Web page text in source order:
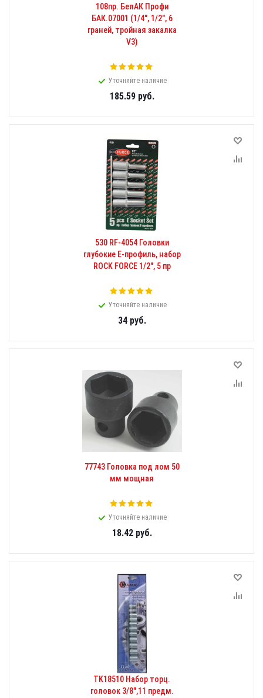
108пр. БелАК Профи
БАК.07001 (1/4", 1/2", 6
граней, тройная закалка
V3)
Уточняйте наличие
185.59руб.
530 RF-4054 Головки
глубокие Е-профиль, набор
ROCK FORCE 1/2", 5 пр
Уточняйте наличие
34руб.
77743 Головка под лом 50
мм мощная
Уточняйте наличие
18.42руб.
TK18510 Набор торц.
головок 3/8",11 предм.